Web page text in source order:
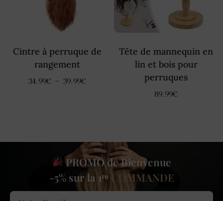
Cintre à perruque de
rangement
34.99€ – 39.99€
Tête de mannequin en
lin et bois pour
perruques
89.99€
PROMO de Bienvenue
-5% sur la 1ʳᵉ COMMANDE